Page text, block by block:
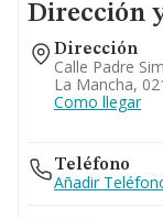
Dirección
Dirección
Calle Padre
La Mancha,
Como llegar
Teléfono
Añadir